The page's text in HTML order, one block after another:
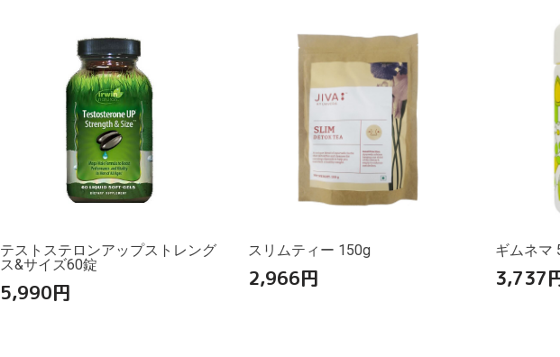
テストステロンアップストレング
ス&サイズ60錠
5,990円
スリムティー 150g
2,966円
ギムネマ
3,737